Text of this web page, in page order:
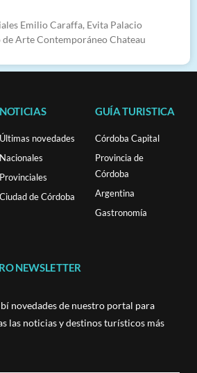
Emilio Caraffa, Evita Palacio
Arte Contemporáneo Chateau
NOTICIAS
Últimas novedades
Nacionales
Provinciales
Ciudad de Córdoba
GUÍA TURISTICA
Córdoba Capital
Provincia de
Córdoba
Argentina
Gastronomía
NEWSLETTER
novedades de nuestro portal para
las noticias y destinos turísticos más